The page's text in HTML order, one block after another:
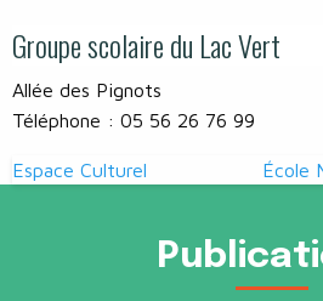
Groupe scolaire du Lac Vert
Allée des Pignots
Téléphone : 05 56 26 76 99
Navigation
Espace Culturel École